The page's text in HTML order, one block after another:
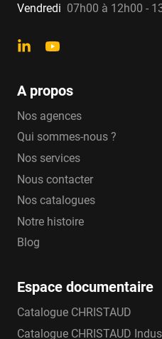
Vendredi 07h00 à 12h00 -
A propos
Nos agences
Qui sommes-nous ?
Nos services
Nous contacter
Nos catalogues
Notre histoire
Blog
Espace documentaire
Catalogue CHRISTAUD
Catalogue CHRISTAUD